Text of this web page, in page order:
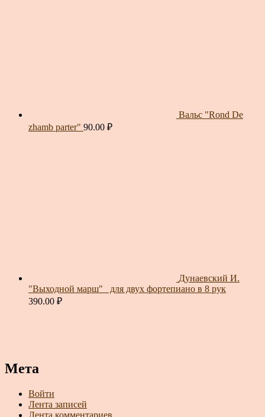
Вальс "Rond De
zhamb parter" 90.00 ₽
Дунаевский И.
"Выходной марш"_ для двух фортепиано в 8 рук
390.00 ₽
Мета
Войти
Лента записей
Лента комментариев